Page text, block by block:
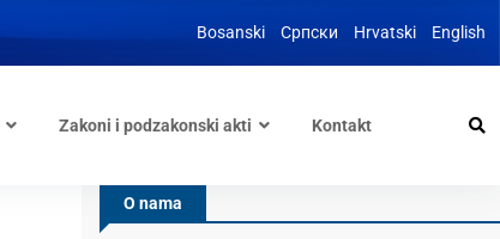
Bosanski Српски Hrvatski English
Zakoni i podzakonski akti Kontakt
O nama